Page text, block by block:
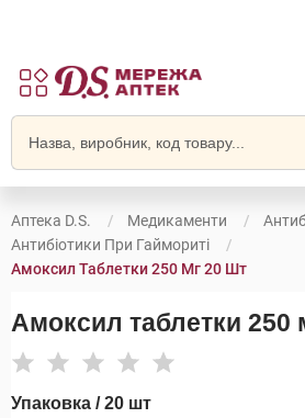
Аптека D.S. Медикаменти
Антибіотики При Гаймориті
Амоксил Таблетки 250 Мг 20 Шт
Амоксил таблетки 250
Упаковка / 20 шт